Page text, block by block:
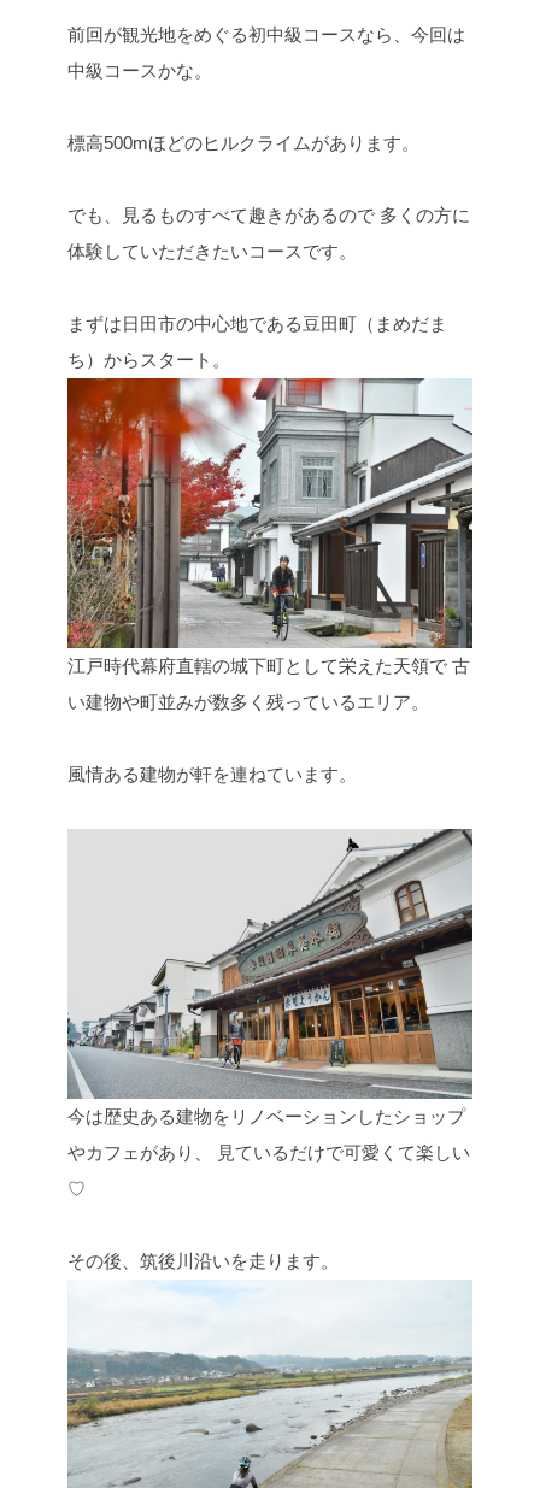
前回が観光地をめぐる初中級コースなら、今回は
中級コースかな。
標高500mほどのヒルクライムがあります。
でも、見るものすべて趣きがあるので 多くの方に
体験していただきたいコースです。
まずは日田市の中心地である豆田町（まめだま
ち）からスタート。
江戸時代幕府直轄の城下町として栄えた天領で 古
い建物や町並みが数多く残っているエリア。
風情ある建物が軒を連ねています。
今は歴史ある建物をリノベーションしたショップ
やカフェがあり、
見ているだけで可愛くて楽しい
♡
その後、筑後川沿いを走ります。